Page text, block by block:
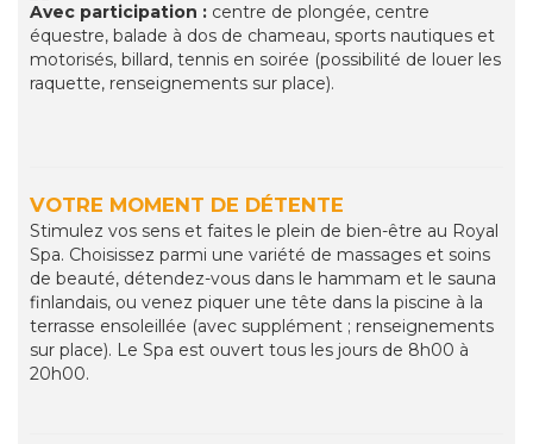
Avec participation : centre de plongée, centre
équestre, balade à dos de chameau, sports nautiques et
motorisés, billard, tennis en soirée (possibilité de louer les
raquette, renseignements sur place).
VOTRE MOMENT DE DÉTENTE
Stimulez vos sens et faites le plein de bien-être au Royal
Spa. Choisissez parmi une variété de massages et soins
de beauté, détendez-vous dans le hammam et le sauna
finlandais, ou venez piquer une tête dans la piscine à la
terrasse ensoleillée (avec supplément ; renseignements
sur place). Le Spa est ouvert tous les jours de 8h00 à
20h00.